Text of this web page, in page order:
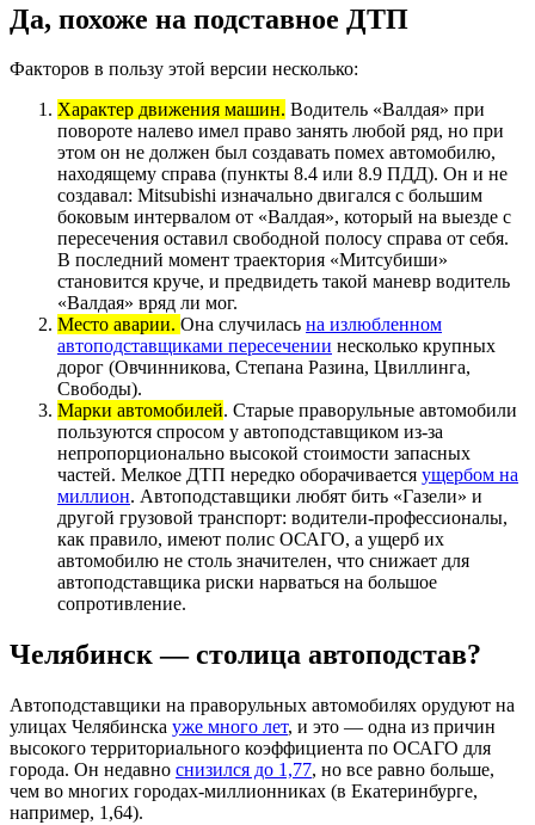
Да, похоже на подставное ДТП
Факторов в пользу этой версии несколько:
Характер движения машин. Водитель «Валдая» при
повороте налево имел право занять любой ряд, но при
этом он не должен был создавать помех автомобилю,
находящему справа (пункты 8.4 или 8.9 ПДД). Он и не
создавал: Mitsubishi изначально двигался с большим
боковым интервалом от «Валдая», который на выезде с
пересечения оставил свободной полосу справа от себя.
В последний момент траектория «Митсубиши»
становится круче, и предвидеть такой маневр водитель
«Валдая» вряд ли мог.
Место аварии. Она случилась на излюбленном
автоподставщиками пересечении несколько крупных
дорог (Овчинникова, Степана Разина, Цвиллинга,
Свободы).
Марки автомобилей. Старые праворульные автомобили
пользуются спросом у автоподставщиком из-за
непропорционально высокой стоимости запасных
частей. Мелкое ДТП нередко оборачивается ущербом на
миллион. Автоподставщики любят бить «Газели» и
другой грузовой транспорт: водители-профессионалы,
как правило, имеют полис ОСАГО, а ущерб их
автомобилю не столь значителен, что снижает для
автоподставщика риски нарваться на большое
сопротивление.
Челябинск — столица автоподстав?
Автоподставщики на праворульных автомобилях орудуют на
улицах Челябинска уже много лет, и это — одна из причин
высокого территориального коэффициента по ОСАГО для
города. Он недавно снизился до 1,77, но все равно больше,
чем во многих городах-миллионниках (в Екатеринбурге,
например, 1,64).